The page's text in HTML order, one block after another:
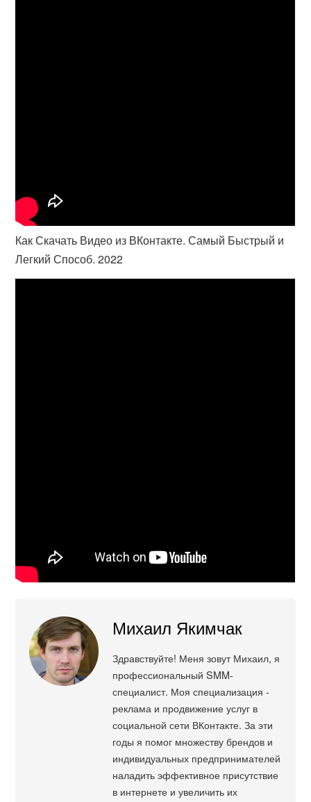
Как Скачать Видео из ВКонтакте. Самый Быстрый и
Легкий Способ. 2022
Михаил Якимчак
Здравствуйте! Меня зовут Михаил, я
профессиональный SMM-
специалист. Моя специализация -
реклама и продвижение услуг в
социальной сети ВКонтакте. За эти
годы я помог множеству брендов и
индивидуальных предпринимателей
наладить эффективное присутствие
в интернете и увеличить их